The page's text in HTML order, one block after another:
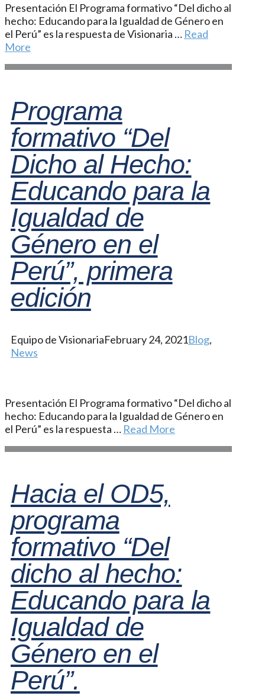
Presentación El Programa formativo “Del dicho al
hecho: Educando para la Igualdad de Género en
el Perú” es la respuesta de Visionaria … Read
More
Programa
formativo “Del
Dicho al Hecho:
Educando para la
Igualdad de
Género en el
Perú”, primera
edición
Equipo de VisionariaFebruary 24, 2021Blog,
News
Presentación El Programa formativo “Del dicho al
hecho: Educando para la Igualdad de Género en
el Perú” es la respuesta … Read More
Hacia el OD5,
programa
formativo “Del
dicho al hecho:
Educando para la
Igualdad de
Género en el
Perú”.